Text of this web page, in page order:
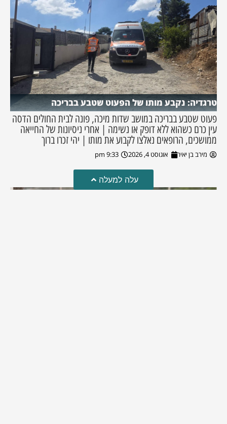
טרגדיה: נקבע מותו של הפעוט שטבע בבריכה
פעוט שטבע בבריכה במושב שדות מיכה, פונה לבית החולים הדסה
עין כרם כשהוא ללא דופק או נשימה | אחרי ניסיונות של החייאה
ממושכים, הרופאים נאלצו לקבוע את מותו | יהי זכרו ברוך
מירב בן יאיר אוגוסט 4, 2026 9:33 pm
עלה למעלה